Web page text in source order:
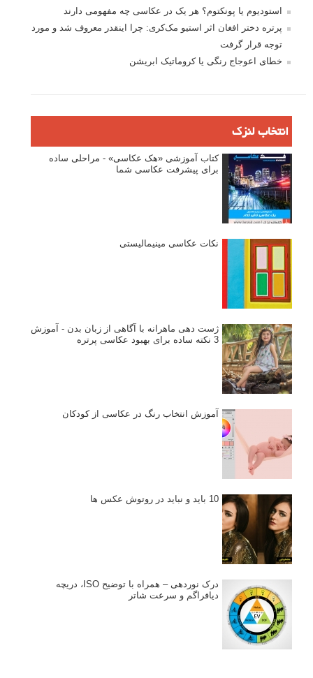
استودیوم یا پونکتوم؟ هر یک در عکاسی چه مفهومی دارند
پرتره دختر افغان اثر استیو مک‌کری: چرا اینقدر معروف شد و مورد
توجه قرار گرفت
خطای اعوجاج رنگی یا کروماتیک ابریشن
انتخاب لنزک
کتاب آموزشی «هک عکاسی» - مراحلی ساده
برای پیشرفت عکاسی شما
نکات عکاسی مینیمالیستی
ژست دهی ماهرانه با آگاهی از زبان بدن - آموزش
3 نکته ساده برای بهبود عکاسی پرتره
آموزش انتخاب رنگ در عکاسی از کودکان
10 باید و نباید در روتوش عکس ها
درک نوردهی – همراه با توضیح ISO، دریچه
دیافراگم و سرعت شاتر